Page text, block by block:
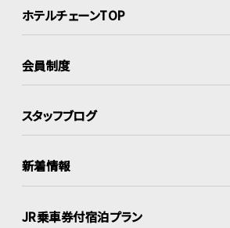
ホテルチェーンTOP
会員制度
スタッフブログ
新着情報
JR乗車券付宿泊プラン